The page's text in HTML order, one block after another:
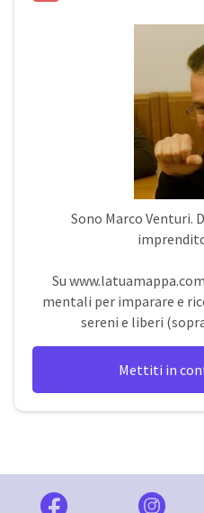
Sono Marco Venturi.
Su www.latuamappa.com
mentali per imparare e
sereni e liberi
Mettiti in